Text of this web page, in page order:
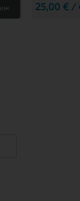
25,00 € /